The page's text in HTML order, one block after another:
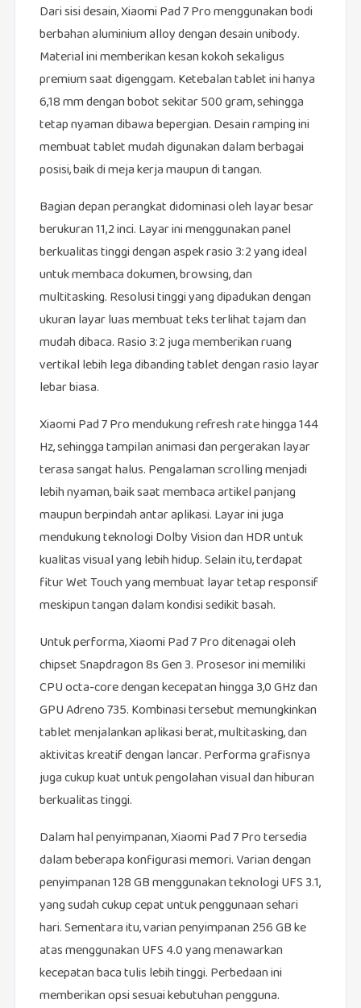
Dari sisi desain, Xiaomi Pad 7 Pro menggunakan bodi
berbahan aluminium alloy dengan desain unibody.
Material ini memberikan kesan kokoh sekaligus
premium saat digenggam. Ketebalan tablet ini hanya
6,18 mm dengan bobot sekitar 500 gram, sehingga
tetap nyaman dibawa bepergian. Desain ramping ini
membuat tablet mudah digunakan dalam berbagai
posisi, baik di meja kerja maupun di tangan.
Bagian depan perangkat didominasi oleh layar besar
berukuran 11,2 inci. Layar ini menggunakan panel
berkualitas tinggi dengan aspek rasio 3:2 yang ideal
untuk membaca dokumen, browsing, dan
multitasking. Resolusi tinggi yang dipadukan dengan
ukuran layar luas membuat teks terlihat tajam dan
mudah dibaca. Rasio 3:2 juga memberikan ruang
vertikal lebih lega dibanding tablet dengan rasio layar
lebar biasa.
Xiaomi Pad 7 Pro mendukung refresh rate hingga 144
Hz, sehingga tampilan animasi dan pergerakan layar
terasa sangat halus. Pengalaman scrolling menjadi
lebih nyaman, baik saat membaca artikel panjang
maupun berpindah antar aplikasi. Layar ini juga
mendukung teknologi Dolby Vision dan HDR untuk
kualitas visual yang lebih hidup. Selain itu, terdapat
fitur Wet Touch yang membuat layar tetap responsif
meskipun tangan dalam kondisi sedikit basah.
Untuk performa, Xiaomi Pad 7 Pro ditenagai oleh
chipset Snapdragon 8s Gen 3. Prosesor ini memiliki
CPU octa-core dengan kecepatan hingga 3,0 GHz dan
GPU Adreno 735. Kombinasi tersebut memungkinkan
tablet menjalankan aplikasi berat, multitasking, dan
aktivitas kreatif dengan lancar. Performa grafisnya
juga cukup kuat untuk pengolahan visual dan hiburan
berkualitas tinggi.
Dalam hal penyimpanan, Xiaomi Pad 7 Pro tersedia
dalam beberapa konfigurasi memori. Varian dengan
penyimpanan 128 GB menggunakan teknologi UFS 3.1,
yang sudah cukup cepat untuk penggunaan sehari
hari. Sementara itu, varian penyimpanan 256 GB ke
atas menggunakan UFS 4.0 yang menawarkan
kecepatan baca tulis lebih tinggi. Perbedaan ini
memberikan opsi sesuai kebutuhan pengguna.